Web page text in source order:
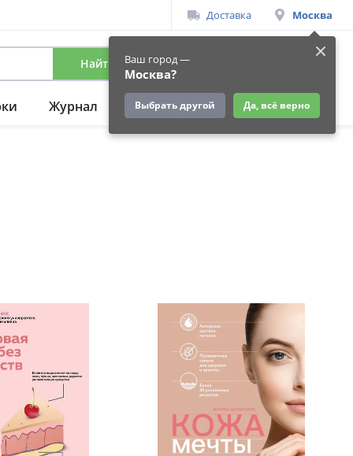
Доставка Москва
Ваш город —
Москва?
Выбрать другой Да, всё верно
Найти Вход
Журнал Подарки Ещё